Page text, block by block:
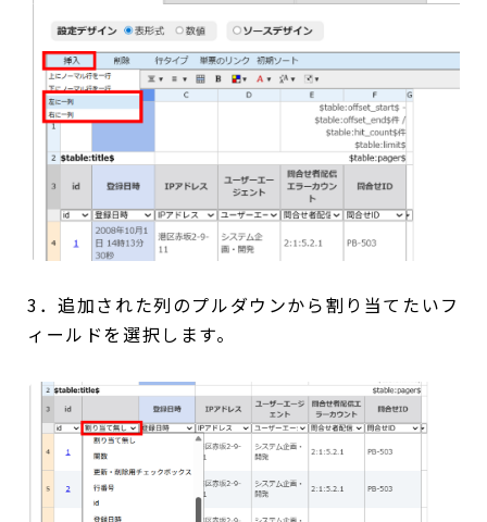
3．追加された列のプルダウンから割り当てたいフ
ィールドを選択します。